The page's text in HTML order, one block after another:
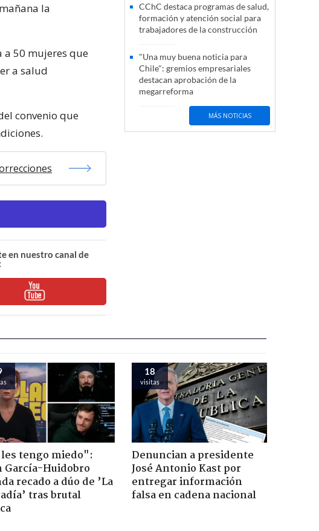
la
50 mujeres que
a salud
convenio que
en nuestro canal de
CChC destaca programas de salud,
formación y atención social para
trabajadores de la construcción
"Una muy buena noticia para
Chile": gremios empresariales
destacan aprobación de la
megarreforma
MÁS NOTICIAS
tengo miedo":
García-Huidobro
recado a dúo de ’La
tras brutal
18
visitas
Denuncian a presidente
José Antonio Kast por
entregar información
falsa en cadena nacional